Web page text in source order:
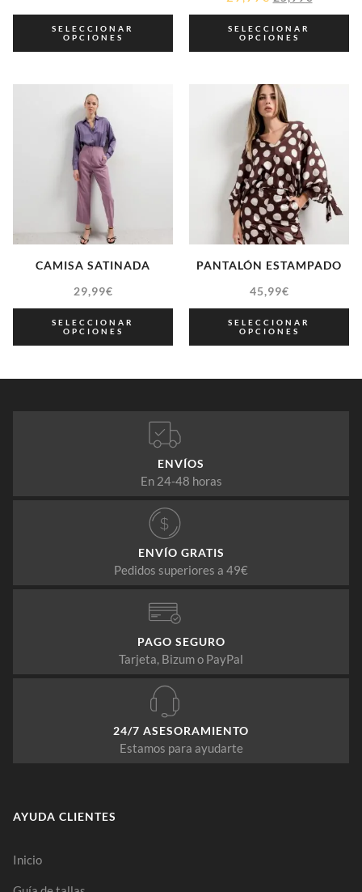
SELECCIONAR
OPCIONES
SELECCIONAR
OPCIONES
CAMISA SATINADA
29,99€
SELECCIONAR
OPCIONES
PANTALÓN ESTAMPADO
45,99€
SELECCIONAR
OPCIONES
ENVÍOS
En 24-48 horas
ENVÍO GRATIS
Pedidos superiores a 49€
PAGO SEGURO
Tarjeta, Bizum o PayPal
24/7 ASESORAMIENTO
Estamos para ayudarte
AYUDA CLIENTES
Inicio